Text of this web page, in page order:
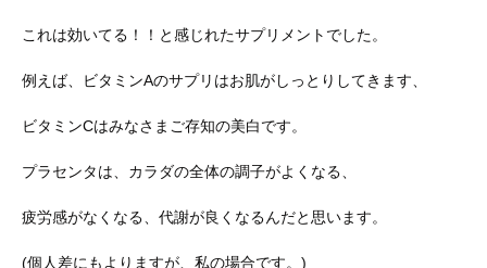
これは効いてる！！と感じれたサプリメントでした。
例えば、ビタミンAのサプリはお肌がしっとりしてきます、
ビタミンCはみなさまご存知の美白です。
プラセンタは、カラダの全体の調子がよくなる、
疲労感がなくなる、代謝が良くなるんだと思います。
(個人差にもよりますが、私の場合です。)